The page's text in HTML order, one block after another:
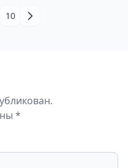
10
*